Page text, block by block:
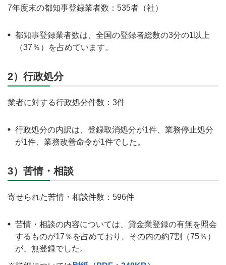
7年度末の都知事登録業者数：535者（社）
都知事登録業者数は、全国の登録者総数の3分の1以上
（37％）を占めています。
2）行政処分
業者に対する行政処分件数：3件
行政処分の内訳は、登録取消処分が1件、業務停止処分
が1件、業務改善命令が1件でした。
3）苦情・相談
寄せられた苦情・相談件数：596件
苦情・相談の内容については、貸金業登録の有無を照会
するものが17％を占めており、その内の約7割（75％）
が、無登録でした。